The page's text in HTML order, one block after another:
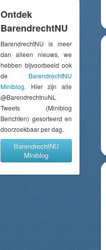
Ontdek
BarendrechtNU
BarendrechtNU is meer
dan alleen nieuws, we
hebben bijvoorbeeld ook
de BarendrechtNU
Miniblog. Hier zijn alle
@BarendrechtnuNL
Tweets (Miniblog
Berichten) gesorteerd en
doorzoekbaar per dag.
BarendrechtNU
Miniblog